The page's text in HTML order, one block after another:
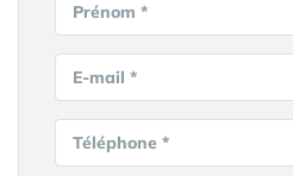
Prénom *
E-mail *
Téléphone *